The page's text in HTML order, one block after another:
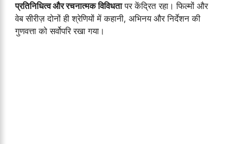
प्रतिनिधित्व और रचनात्मक विविधतापर केंद्रित रहा। फिल्मों और
वेब सीरीज़ दोनों ही श्रेणियों में कहानी, अभिनय और निर्देशन की
गुणवत्ता को सर्वोपरि रखा गया।